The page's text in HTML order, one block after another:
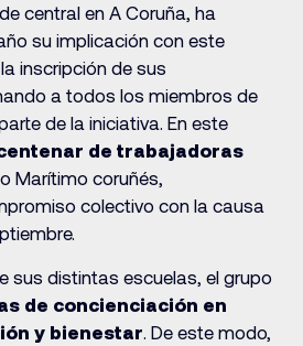
central en A Coruña, ha
su implicación con este
inscripción de sus
a todos los miembros de
de la iniciativa. En este
de trabajadoras
Marítimo coruñés,
colectivo con la causa
sus distintas escuelas, el grupo
de concienciación en
y bienestar . De este modo,